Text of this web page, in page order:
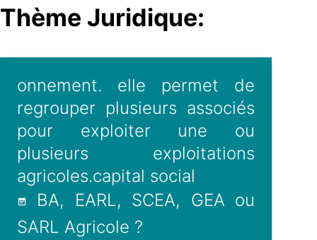
Thème Juridique:
onnement. elle permet de
regrouper plusieurs associés
pour exploiter une ou
plusieurs exploitations
agricoles.capital social
BA, EARL, SCEA, GEA ou
SARL Agricole ?